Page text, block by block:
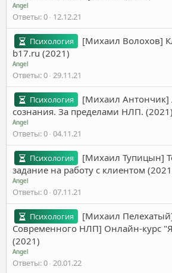
Angel
Ответы 0 12.12.21
Психология
[Михаил Волохов]
b17.ru (2021)
Angel
Ответы 0 29.11.21
Психология
[Михаил
сознания. За пределами НЛП. (2021)
Angel
Ответы 0 04.11.21
Психология
[Михаил Тупицын]
задание на работу с клиентом
Angel
Ответы 0 07.11.21
Психология
[Михаил
Современного НЛП] Онлайн-курс
(2021)
Angel
Ответы 0 20.01.22